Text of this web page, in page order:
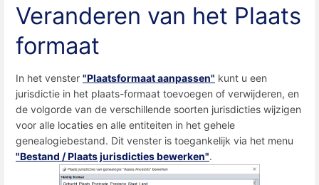
Veranderen van het Plaats
formaat
In het venster "Plaatsformaat aanpassen" kunt u een
jurisdictie in het plaats-formaat toevoegen of verwijderen, en
de volgorde van de verschillende soorten jurisdicties wijzigen
voor alle locaties en alle entiteiten in het gehele
genealogiebestand. Dit venster is toegankelijk via het menu
"Bestand / Plaats jurisdicties bewerken".